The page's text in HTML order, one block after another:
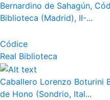
Bernardino de Sahagún,
Biblioteca (Madrid), II-...
Códice
Real Biblioteca
Caballero Lorenzo Boturini
de Hono (Sondrio, Ital...